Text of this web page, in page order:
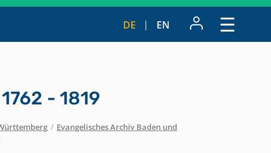
DE EN
- 1819
/ Evangelisches Archiv Baden und